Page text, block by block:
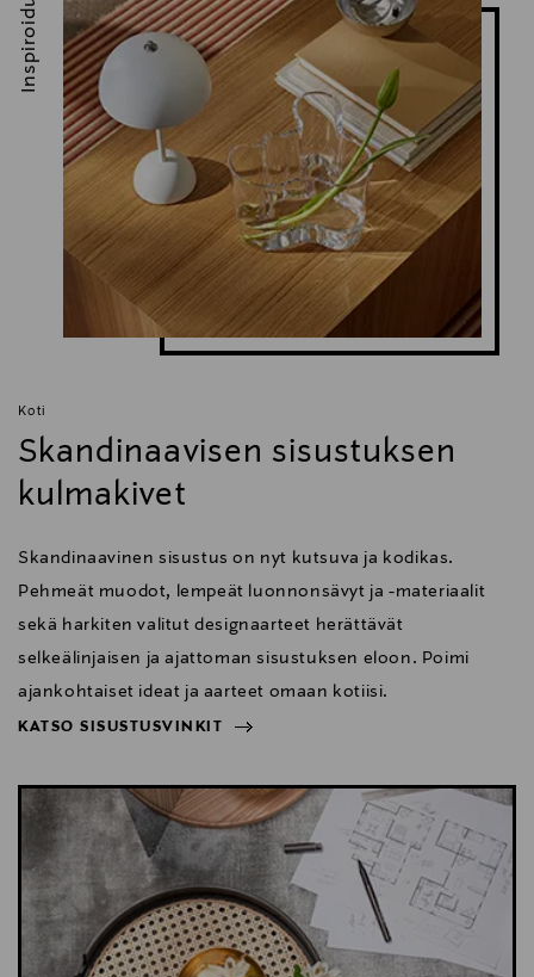
Koti
Skandinaavisen sisustuksen
kulmakivet
Skandinaavinen sisustus on nyt kutsuva ja kodikas.
Pehmeät muodot, lempeät luonnonsävyt ja -materiaalit
sekä harkiten valitut designaarteet herättävät
selkeälinjaisen ja ajattoman sisustuksen eloon. Poimi
ajankohtaiset ideat ja aarteet omaan kotiisi.
KATSO SISUSTUSVINKIT
Inspiroidu
KATSO SISUSTUSVINKIT